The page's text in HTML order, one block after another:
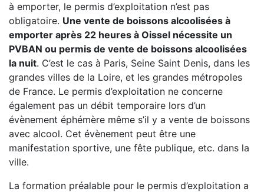
à emporter, le permis d’exploitation n’est pas
obligatoire. Une vente de boissons alcoolisées à
emporter après 22 heures à Oissel nécessite un
PVBAN ou permis de vente de boissons alcoolisées
la nuit. C’est le cas à Paris, Seine Saint Denis, dans les
grandes villes de la Loire, et les grandes métropoles
de France. Le permis d’exploitation ne concerne
également pas un débit temporaire lors d’un
évènement éphémère même s’il y a vente de boissons
avec alcool. Cet évènement peut être une
manifestation sportive, une fête publique, etc. dans la
ville.
La formation préalable pour le permis d’exploitation a